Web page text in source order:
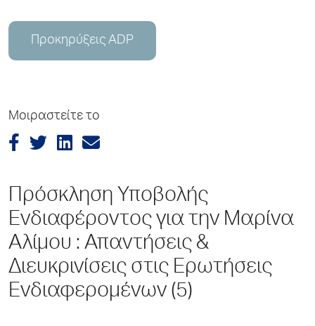
Προκηρύξεις ADP
Μοιραστείτε το
Πρόσκληση Υποβολής
Ενδιαφέροντος για την Μαρίνα
Αλίμου : Απαντήσεις &
Διευκρινίσεις στις Ερωτήσεις
Ενδιαφερομένων (5)